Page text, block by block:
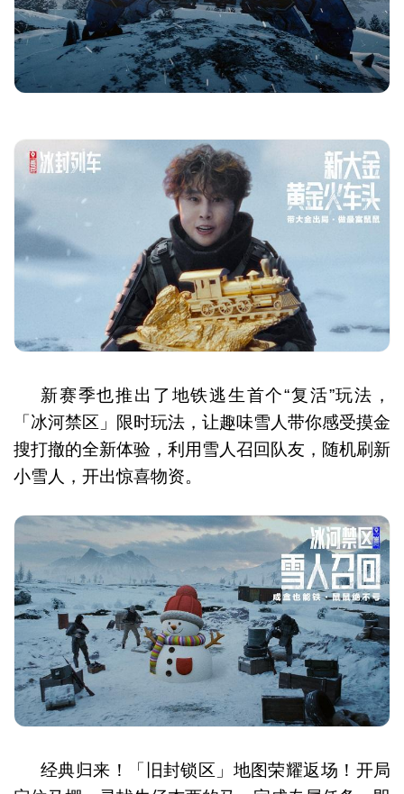
新赛季也推出了地铁逃生首个“复活”玩法，
「冰河禁区」限时玩法，让趣味雪人带你感受摸金
搜打撤的全新体验，利用雪人召回队友，随机刷新
小雪人，开出惊喜物资。
经典归来！「旧封锁区」地图荣耀返场！开局